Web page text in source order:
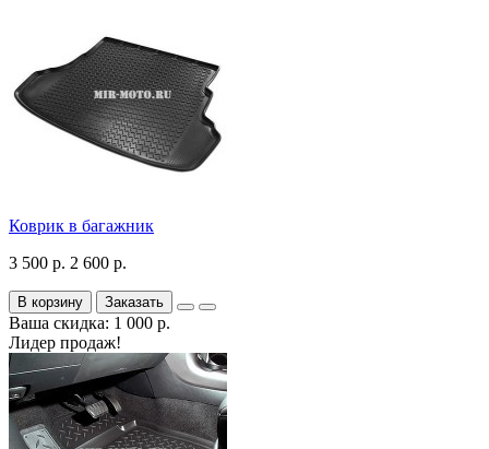
Коврик в багажник
3 500 р. 2 600 р.
В корзину Заказать
Ваша скидка: 1 000 р.
Лидер продаж!